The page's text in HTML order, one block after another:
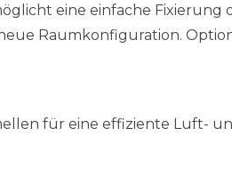
eine einfache Fixierung
Raumkonfiguration.
für eine effiziente Luft-